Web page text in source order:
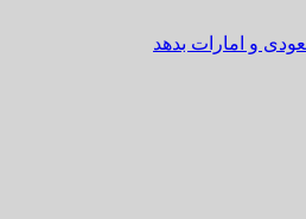
و امارات بدهد